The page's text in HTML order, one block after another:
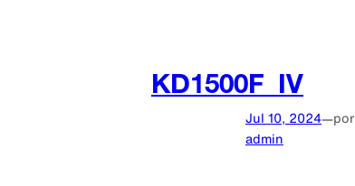
KD1500F_IV
Jul 10, 2024—por
admin